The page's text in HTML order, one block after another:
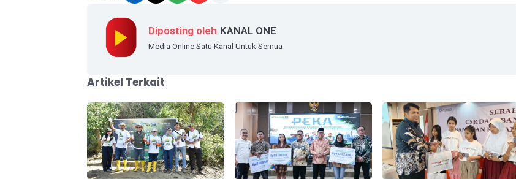
Diposting oleh KANAL ONE
Media Online Satu Kanal Untuk Semua
Artikel Terkait